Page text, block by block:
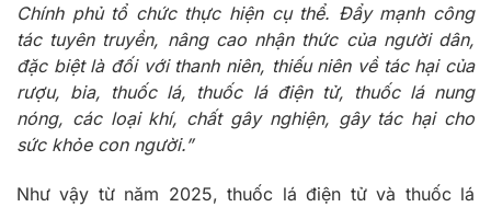
Chính phủ tổ chức thực hiện cụ thể. Đẩy mạnh công
tác tuyên truyền, nâng cao nhận thức của người dân,
đặc biệt là đối với thanh niên, thiếu niên về tác hại của
rượu, bia, thuốc lá, thuốc lá điện tử, thuốc lá nung
nóng, các loại khí, chất gây nghiện, gây tác hại cho
sức khỏe con người.”
Như vậy từ năm 2025, thuốc lá điện tử và thuốc lá